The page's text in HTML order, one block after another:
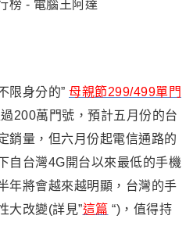
限身分的” 母親節299/499單門
200萬門號，預計五月份的台
銷量，但六月份起電信通路的
自台灣4G開台以來最低的手機
年將會越來越明顯，台灣的手
大改變(詳見”這篇 “)，值得持